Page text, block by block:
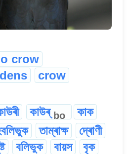
crow
crow
কাউৰ্ bo
কাক
তাম্ৰাক্ষ
দ্ৰোণী
বলিভুক বায়স বৃক